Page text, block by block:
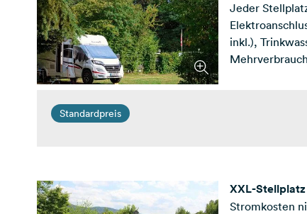
Jeder
inkl.),
Standardpreis
XXL-
Stromkosten